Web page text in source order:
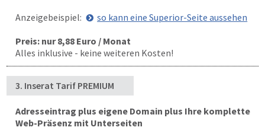
Anzeigebeispiel:
so kann eine Superior-Seite aussehen
Preis: nur 8,88 Euro / Monat
Alles inklusive - keine weiteren Kosten!
3. Inserat Tarif PREMIUM
Adresseintrag plus eigene Domain plus Ihre komplette
Web-Präsenz mit Unterseiten